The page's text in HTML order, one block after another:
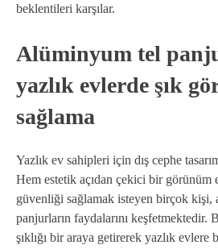
beklentileri karşılar.
Alüminyum tel
yazlık evlerde şık
sağlama
Yazlık ev sahipleri için dış cephe
Hem estetik açıdan çekici bir görünüm
güvenliği sağlamak isteyen birçok kişi,
panjurların faydalarını
şıklığı bir araya getirerek yazlık evlere